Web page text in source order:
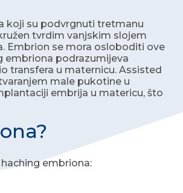
koji su podvrgnuti tretmanu
tvrdim vanjskim slojem
Embrion se mora osloboditi ove
embriona podrazumijeva
transfera u maternicu. Assisted
male pukotine u
embrija u matericu, što
embriona: